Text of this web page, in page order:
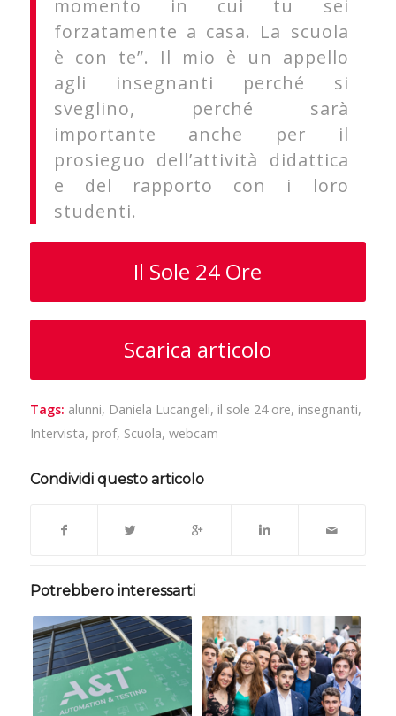
momento in cui tu sei
forzatamente a casa. La scuola
è con te”. Il mio è un appello
agli insegnanti perché si
sveglino, perché sarà
importante anche per il
prosieguo dell’attività didattica
e del rapporto con i loro
studenti.
Il Sole 24 Ore
Scarica articolo
Tags: alunni, Daniela Lucangeli, il sole 24 ore, insegnanti,
Intervista, prof, Scuola, webcam
Condividi questo articolo
Potrebbero interessarti